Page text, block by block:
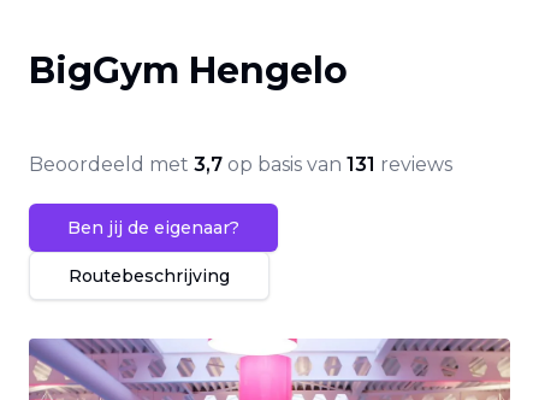
BigGym Hengelo
Beoordeeld met 3,7 op basis van 131 reviews
Ben jij de eigenaar?
Routebeschrijving